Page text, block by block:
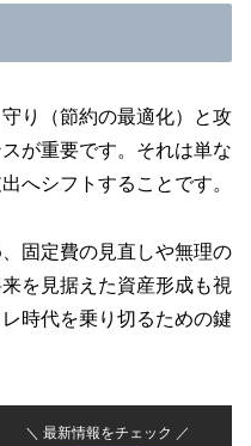
り（節約の最適化）と攻
が重要です。それは単な
へシフトすることです。
固定費の見直しや無理の
を見据えた資産形成も視
時代を乗り切るための鍵
＼ 最新情報をチェック ／